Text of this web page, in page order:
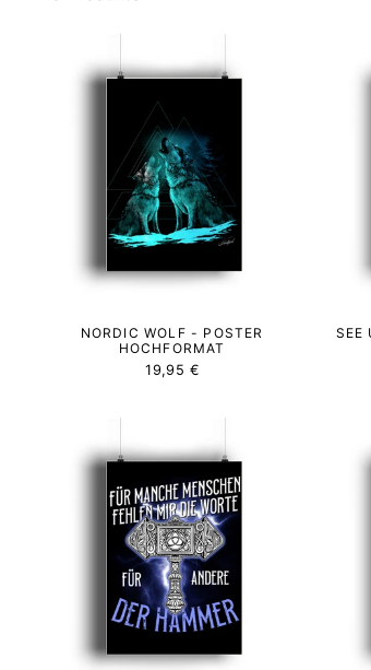
NORDIC WOLF - POSTER
HOCHFORMAT
19,95 €
SEE